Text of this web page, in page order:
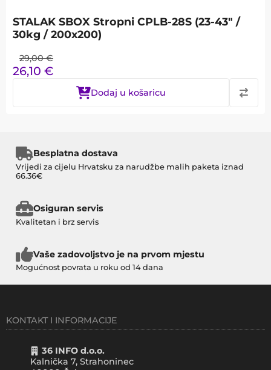
STALAK SBOX Stropni CPLB-28S (23-43" /
30kg / 200x200)
29,00 €
26,10 €
Dodaj u košaricu
Besplatna dostava
Vrijedi za cijelu Hrvatsku za narudžbe malih paketa iznad
66.36€
Osiguran servis
Kvalitetan i brz servis
Vaše zadovoljstvo je na prvom mjestu
Mogućnost povrata u roku od 14 dana
KONTAKT I INFORMACIJE
36 INFO d.o.o.
Kalnička 7, Strahoninec